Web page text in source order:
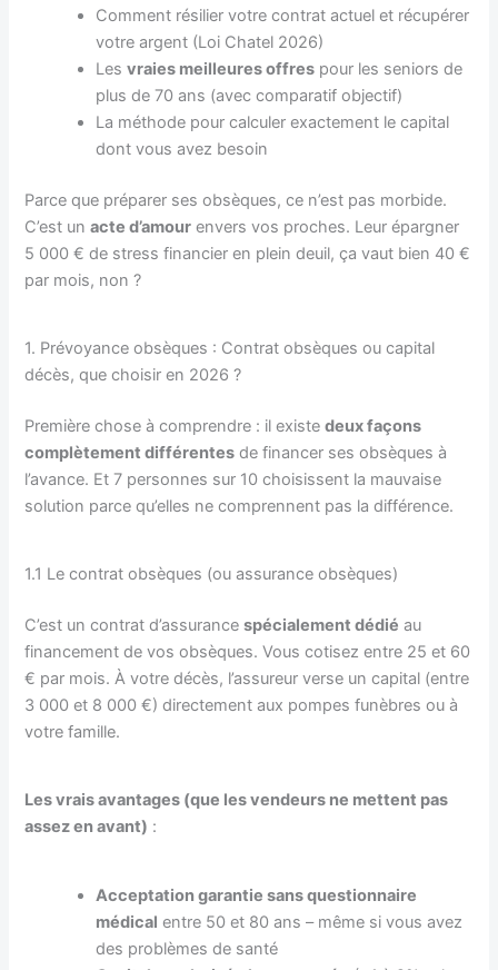
Comment résilier votre contrat actuel et récupérer
votre argent (Loi Chatel 2026)
Lesvraies meilleures offres pour les seniors de
plus de 70 ans (avec comparatif objectif)
La méthode pour calculer exactement le capital
dont vous avez besoin
Parce que préparer ses obsèques, ce n’est pas morbide.
C’est unacte d’amour envers vos proches. Leur épargner
5 000 € de stress financier en plein deuil, ça vaut bien 40 €
par mois, non ?
1. Prévoyance obsèques : Contrat obsèques ou capital
décès, que choisir en 2026 ?
Première chose à comprendre : il existedeux façons
complètement différentes de financer ses obsèques à
l’avance. Et 7 personnes sur 10 choisissent la mauvaise
solution parce qu’elles ne comprennent pas la différence.
1.1 Le contrat obsèques (ou assurance obsèques)
C’est un contrat d’assurancespécialement dédié au
financement de vos obsèques. Vous cotisez entre 25 et 60
€ par mois. À votre décès, l’assureur verse un capital (entre
3 000 et 8 000 €) directement aux pompes funèbres ou à
votre famille.
Les vrais avantages (que les vendeurs ne mettent pas
assez en avant) :
Acceptation garantie sans questionnaire
médical entre 50 et 80 ans – même si vous avez
des problèmes de santé